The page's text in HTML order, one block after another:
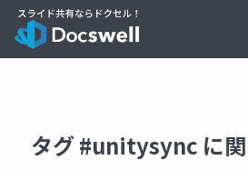
タグ #unitysync に